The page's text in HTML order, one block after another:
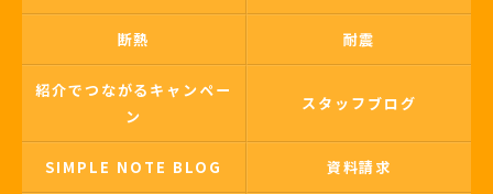
断熱 耐震
紹介でつながるキャンペー
ン
スタッフブログ
SIMPLE NOTE BLOG 資料請求